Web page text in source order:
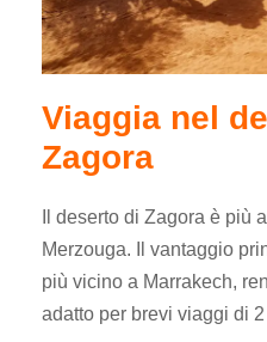
Viaggia nel
Zagora
Il deserto di Zagora è più
Merzouga. Il vantaggio
più vicino a Marrakech,
adatto per brevi viaggi di